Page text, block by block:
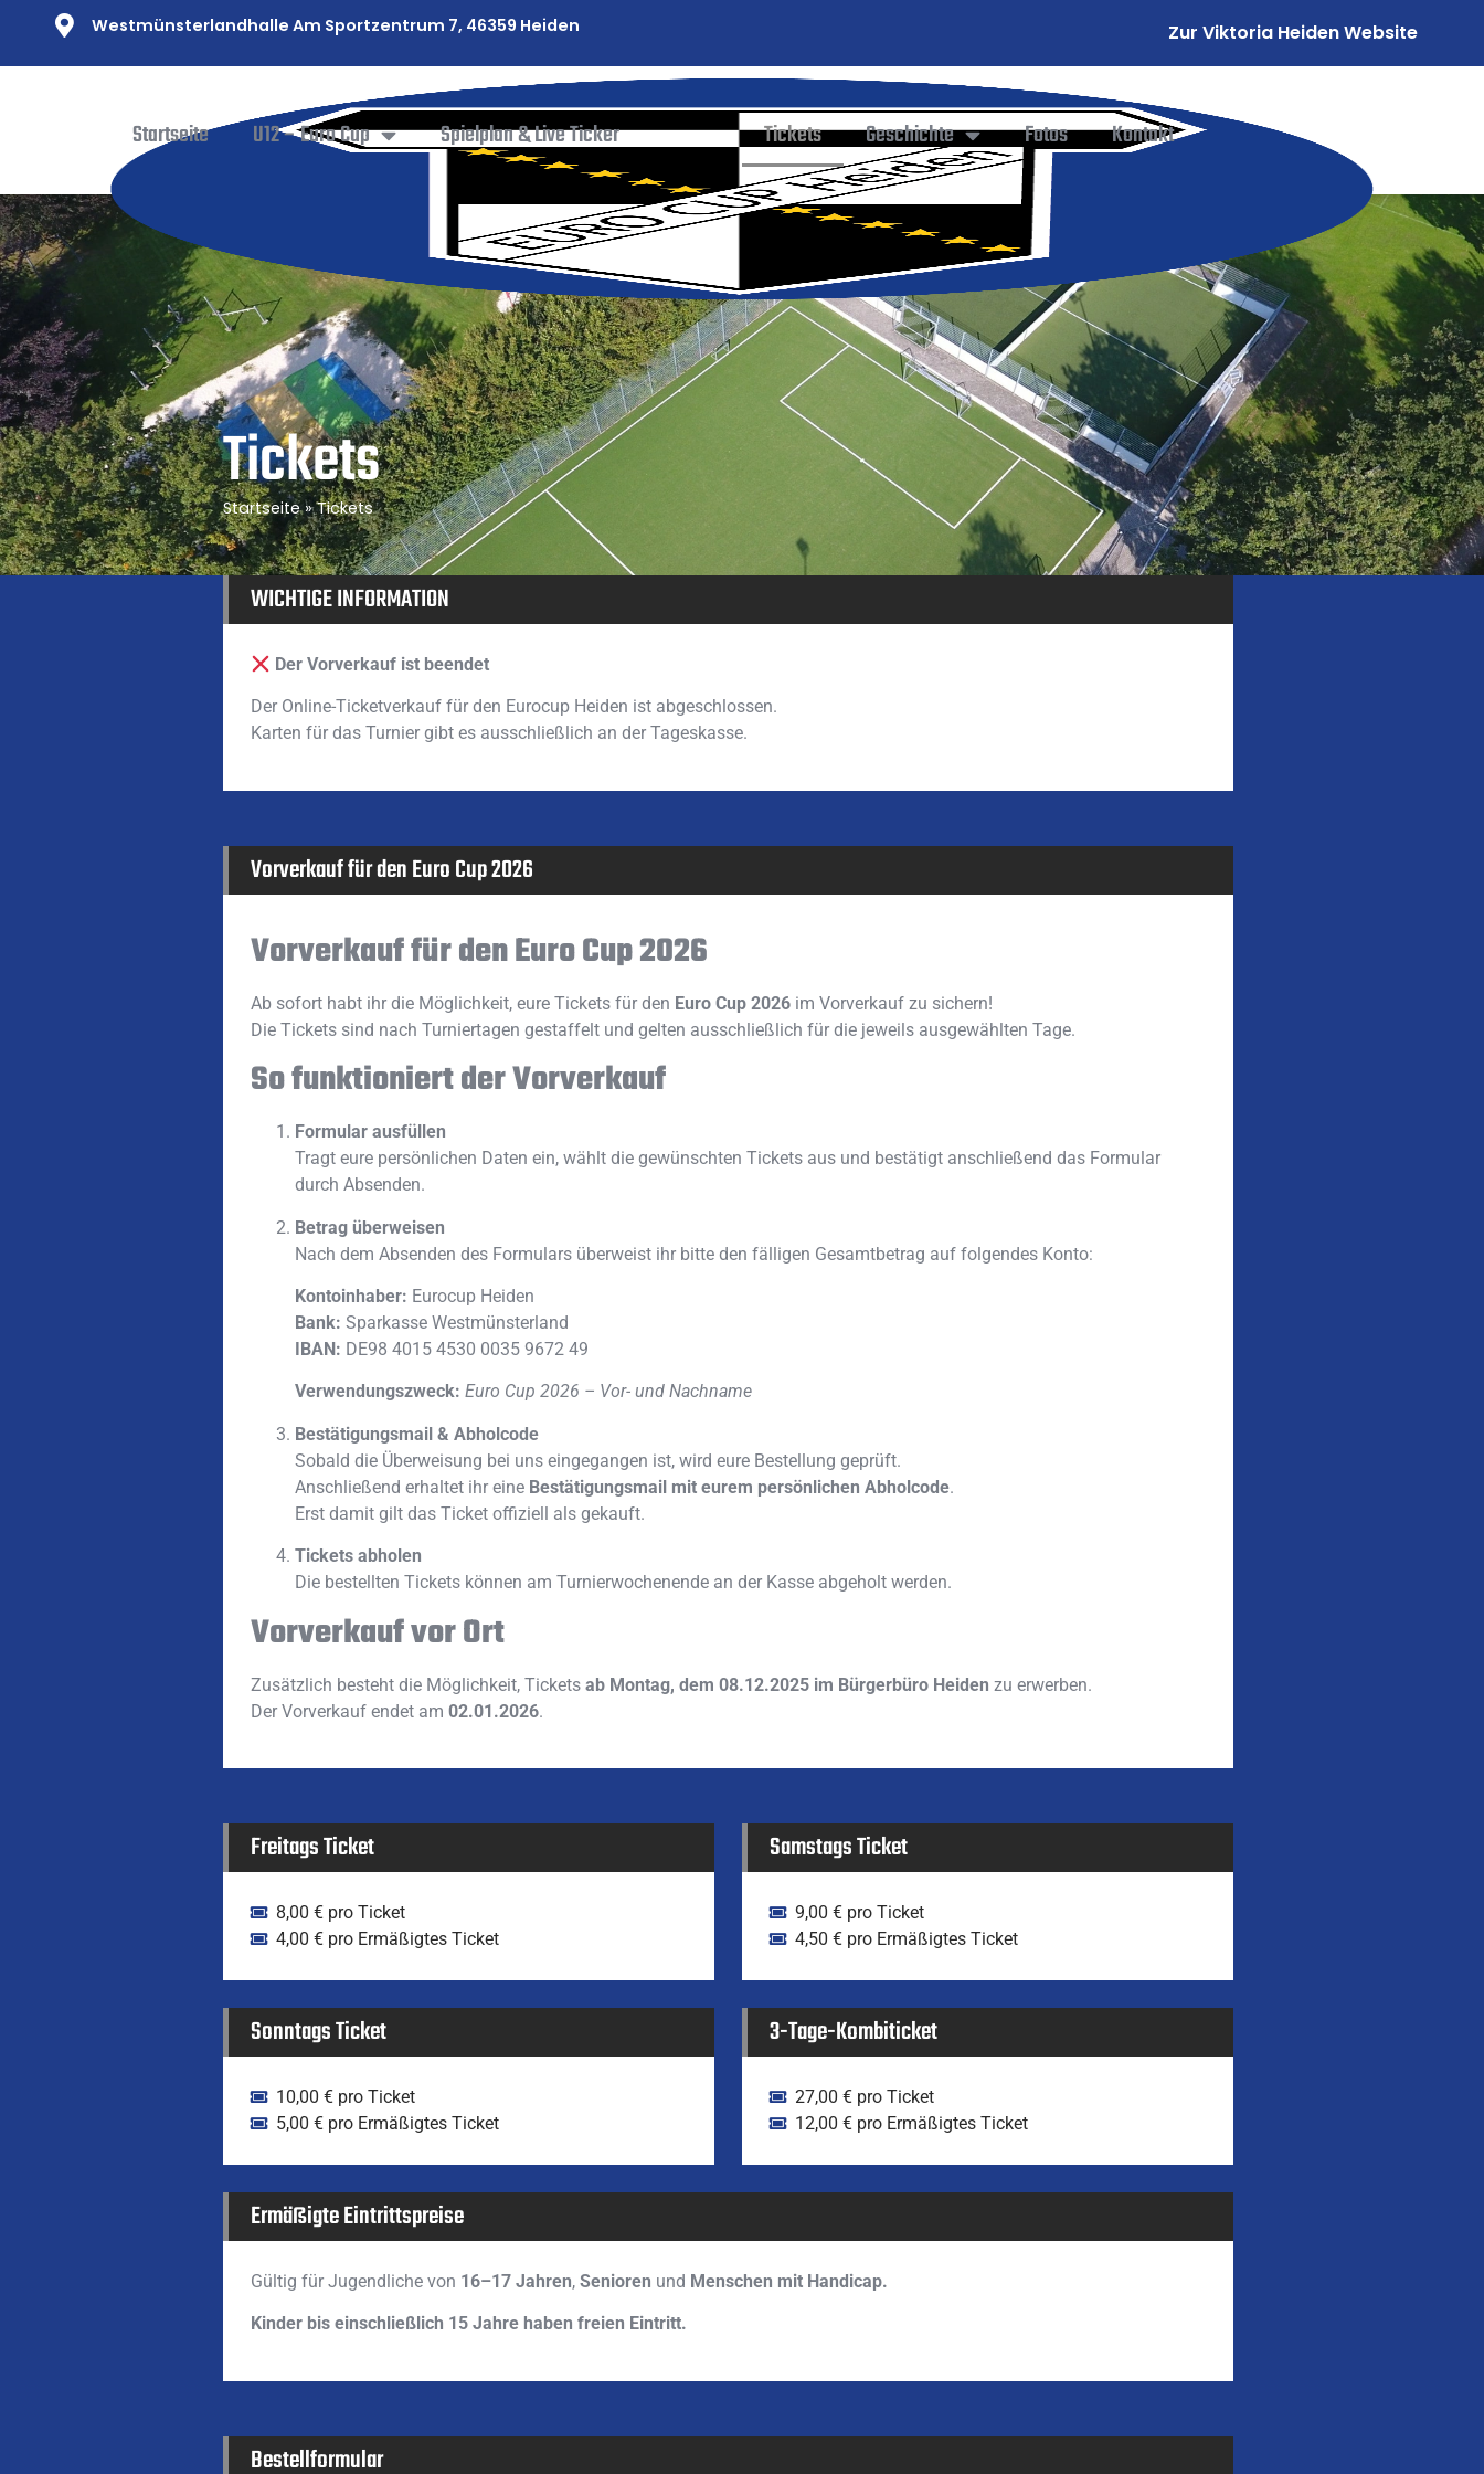
Westmünsterlandhalle Am Sportzentrum 7, 46359 Heiden Zur Viktoria Heiden Website
Startseite U12 – Euro Cup Spielplan & Live Ticker Tickets Geschichte Fotos Kontakt
Tickets
Startseite»Tickets
WICHTIGE INFORMATION
Der Vorverkauf ist beendet
Der Online-Ticketverkauf für den Eurocup Heiden ist abgeschlossen.
Karten für das Turnier gibt es ausschließlich an der Tageskasse.
Vorverkauf für den Euro Cup 2026
Vorverkauf für den Euro Cup 2026
Ab sofort habt ihr die Möglichkeit, eure Tickets für den Euro Cup 2026 im Vorverkauf zu sichern!
Die Tickets sind nach Turniertagen gestaffelt und gelten ausschließlich für die jeweils ausgewählten Tage.
So funktioniert der Vorverkauf
Formular ausfüllen
Tragt eure persönlichen Daten ein, wählt die gewünschten Tickets aus und bestätigt anschließend das Formular
durch Absenden.
Betrag überweisen
Nach dem Absenden des Formulars überweist ihr bitte den fälligen Gesamtbetrag auf folgendes Konto:
Kontoinhaber: Eurocup Heiden
Bank: Sparkasse Westmünsterland
IBAN: DE98 4015 4530 0035 9672 49
Verwendungszweck: Euro Cup 2026 – Vor- und Nachname
Bestätigungsmail & Abholcode
Sobald die Überweisung bei uns eingegangen ist, wird eure Bestellung geprüft.
Anschließend erhaltet ihr eine Bestätigungsmail mit eurem persönlichen Abholcode.
Erst damit gilt das Ticket offiziell als gekauft.
Tickets abholen
Die bestellten Tickets können am Turnierwochenende an der Kasse abgeholt werden.
Vorverkauf vor Ort
Zusätzlich besteht die Möglichkeit, Tickets ab Montag, dem 08.12.2025 im Bürgerbüro Heiden zu erwerben.
Der Vorverkauf endet am 02.01.2026.
Freitags Ticket
8,00 € pro Ticket
4,00 € pro Ermäßigtes Ticket
Samstags Ticket
9,00 € pro Ticket
4,50 € pro Ermäßigtes Ticket
Sonntags Ticket
10,00 € pro Ticket
5,00 € pro Ermäßigtes Ticket
3-Tage-Kombiticket
27,00 € pro Ticket
12,00 € pro Ermäßigtes Ticket
Ermäßigte Eintrittspreise
Gültig für Jugendliche von 16–17 Jahren, Senioren und Menschen mit Handicap.
Kinder bis einschließlich 15 Jahre haben freien Eintritt.
Bestellformular